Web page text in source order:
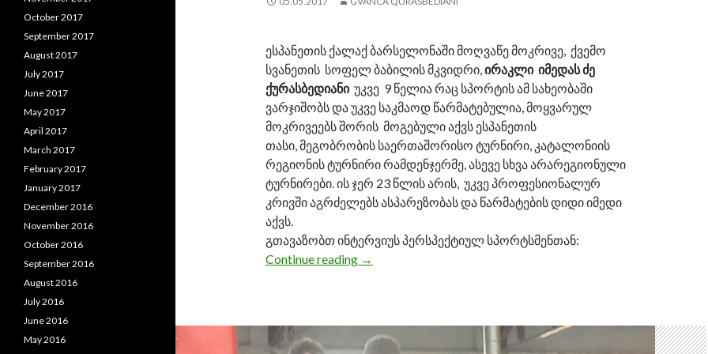
ესპანეთის ქალაქ ბარსელონაში მოღვაწე მოკრივე, ქვემო
სვანეთის სოფელ ბაბილის მკვიდრი,ირაკლი იმედას ძე
ქურასბედიანიუკვე 9 წელია რაც სპორტის ამ სახეობაში
ვარჯიშობს და უკვე საკმაოდ წარმატებულია, მოყვარულ
მოკრივეებს შორის მოგებული აქვს ესპანეთის
თასი, მეგობრობის საერთაშორისო ტურნირი, კატალონიის
რეგიონის ტურნირი რამდენჯერმე, ასევე სხვა არარეგიონული
ტურნირები. ის ჯერ 23 წლის არის, უკვე პროფესიონალურ
კრივში აგრძელებს ასპარეზობას და წარმატების დიდი იმედი
აქვს.
გთავაზობთ ინტერვიუს პერსპექტიულ სპორტსმენთან:
Continue reading ირაკლი ქურასბედიანი პროფესიონალურ კრივში
→
October 2017
September 2017
August 2017
July 2017
June 2017
May 2017
April 2017
March 2017
February 2017
January 2017
December 2016
November 2016
October 2016
September 2016
August 2016
July 2016
June 2016
May 2016